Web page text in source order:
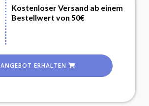
Kostenloser Versand ab einem
Bestellwert von 50€
ANGEBOT ERHALTEN